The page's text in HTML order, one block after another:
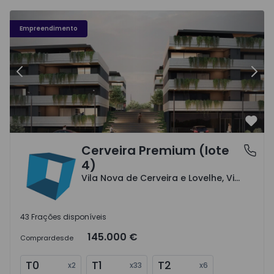
Empreendimento
Cerveira Premium (lote 4) - 1
Anterior
Vila Nova de Cerveira e Lovelhe, Viana do Castelo
Cerveira Premium (lote
4)
Vila Nova de Cerveira e Lovelhe, Viana do Castelo
43 Frações disponíveis
Comprardesde 145.000 €
T0 x2
T1 x33
T2 x6